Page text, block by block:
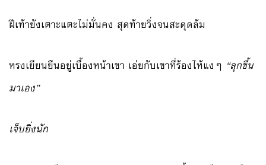
ฝีเท้ายังเตาะแตะไม่มั่นคง สุดท้ายวิ่งจนสะดุดล้ม
หรงเยียนยืนอยู่เบื้องหน้าเขา เอ่ยกับเขาที่ร้องไห้แงๆ “ลุกขึ้น
มาเอง”
เจ็บยิ่งนัก